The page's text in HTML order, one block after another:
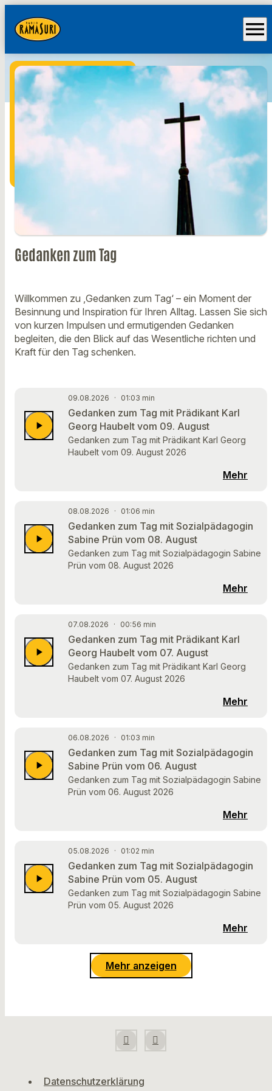
menu
Gedanken zum Tag
Willkommen zu ‚Gedanken zum Tag‘ – ein Moment der
Besinnung und Inspiration für Ihren Alltag. Lassen Sie sich
von kurzen Impulsen und ermutigenden Gedanken
begleiten, die den Blick auf das Wesentliche richten und
Kraft für den Tag schenken.
play_arrow
09.08.2026 · 01:03 min
Gedanken zum Tag mit Prädikant Karl
Georg Haubelt vom 09. August
Gedanken zum Tag mit Prädikant Karl Georg
Haubelt vom 09. August 2026
Mehr
play_arrow
08.08.2026 · 01:06 min
Gedanken zum Tag mit Sozialpädagogin
Sabine Prün vom 08. August
Gedanken zum Tag mit Sozialpädagogin Sabine
Prün vom 08. August 2026
Mehr
play_arrow
07.08.2026 · 00:56 min
Gedanken zum Tag mit Prädikant Karl
Georg Haubelt vom 07. August
Gedanken zum Tag mit Prädikant Karl Georg
Haubelt vom 07. August 2026
Mehr
play_arrow
06.08.2026 · 01:03 min
Gedanken zum Tag mit Sozialpädagogin
Sabine Prün vom 06. August
Gedanken zum Tag mit Sozialpädagogin Sabine
Prün vom 06. August 2026
Mehr
play_arrow
05.08.2026 · 01:02 min
Gedanken zum Tag mit Sozialpädagogin
Sabine Prün vom 05. August
Gedanken zum Tag mit Sozialpädagogin Sabine
Prün vom 05. August 2026
Mehr
Mehr anzeigen
Datenschutzerklärung